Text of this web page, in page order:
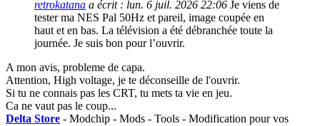
retrokatana a écrit : lun. 6 juil. 2026 22:06 Je viens de
tester ma NES Pal 50Hz et pareil, image coupée en
haut et en bas. La télévision a été débranchée toute la
journée. Je suis bon pour l’ouvrir.
A mon avis, probleme de capa.
Attention, High voltage, je te déconseille de l'ouvrir.
Si tu ne connais pas les CRT, tu mets ta vie en jeu.
Ca ne vaut pas le coup...
Delta Store - Modchip - Mods - Tools - Modification pour vos